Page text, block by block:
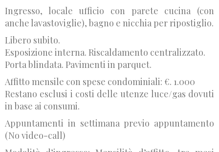
Ingresso, locale ufficio con parete cucina (con
anche lavastoviglie), bagno e nicchia per ripostiglio.
Libero subito.
Esposizione interna. Riscaldamento centralizzato.
Porta blindata. Pavimenti in parquet.
Affitto mensile con spese condominiali: €. 1.000
Restano esclusi i costi delle utenze luce/gas dovuti
in base ai consumi.
Appuntamenti in settimana previo appuntamento
(No video-call)